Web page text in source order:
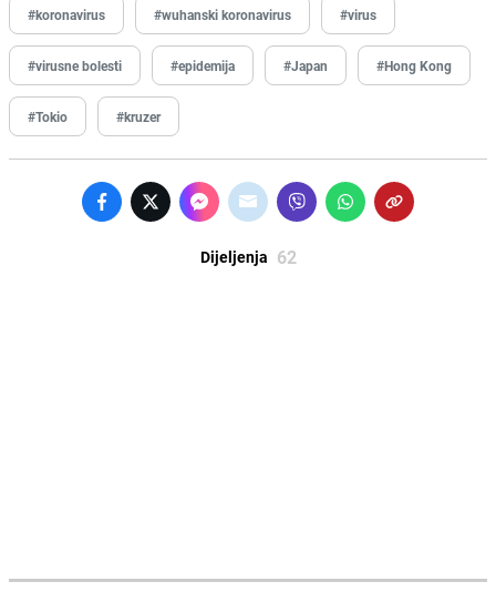
#koronavirus #wuhanski koronavirus #virus
#virusne bolesti #epidemija #Japan #Hong Kong
#Tokio #kruzer
Dijeljenja 62